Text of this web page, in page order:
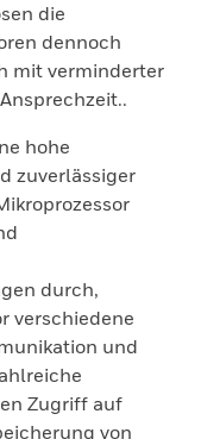
die
dennoch
mit verminderter
hohe
zuverlässiger
durch,
verschiedene
und
Zugriff auf
von